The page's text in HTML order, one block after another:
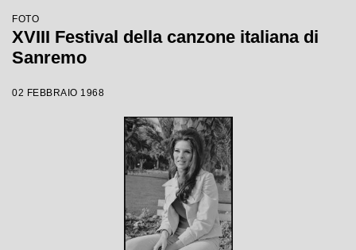
FOTO
XVIII Festival della canzone italiana di
Sanremo
02 FEBBRAIO 1968